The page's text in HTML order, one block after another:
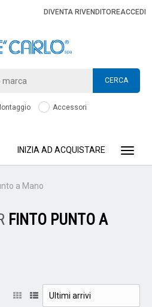
DIVENTA RIVENDITOREACCEDI
CERCA
Accessori
INIZIA AD ACQUISTARE
a Mano
FINTO PUNTO A